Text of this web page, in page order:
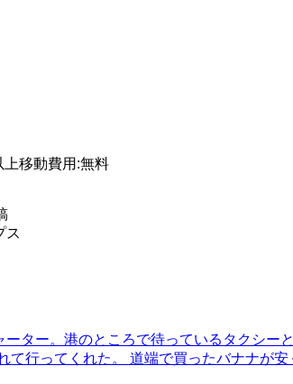
上移動費用 :無料
ス
ター。港のところで待っているタクシ
行ってくれた。 道端で買ったバナナが